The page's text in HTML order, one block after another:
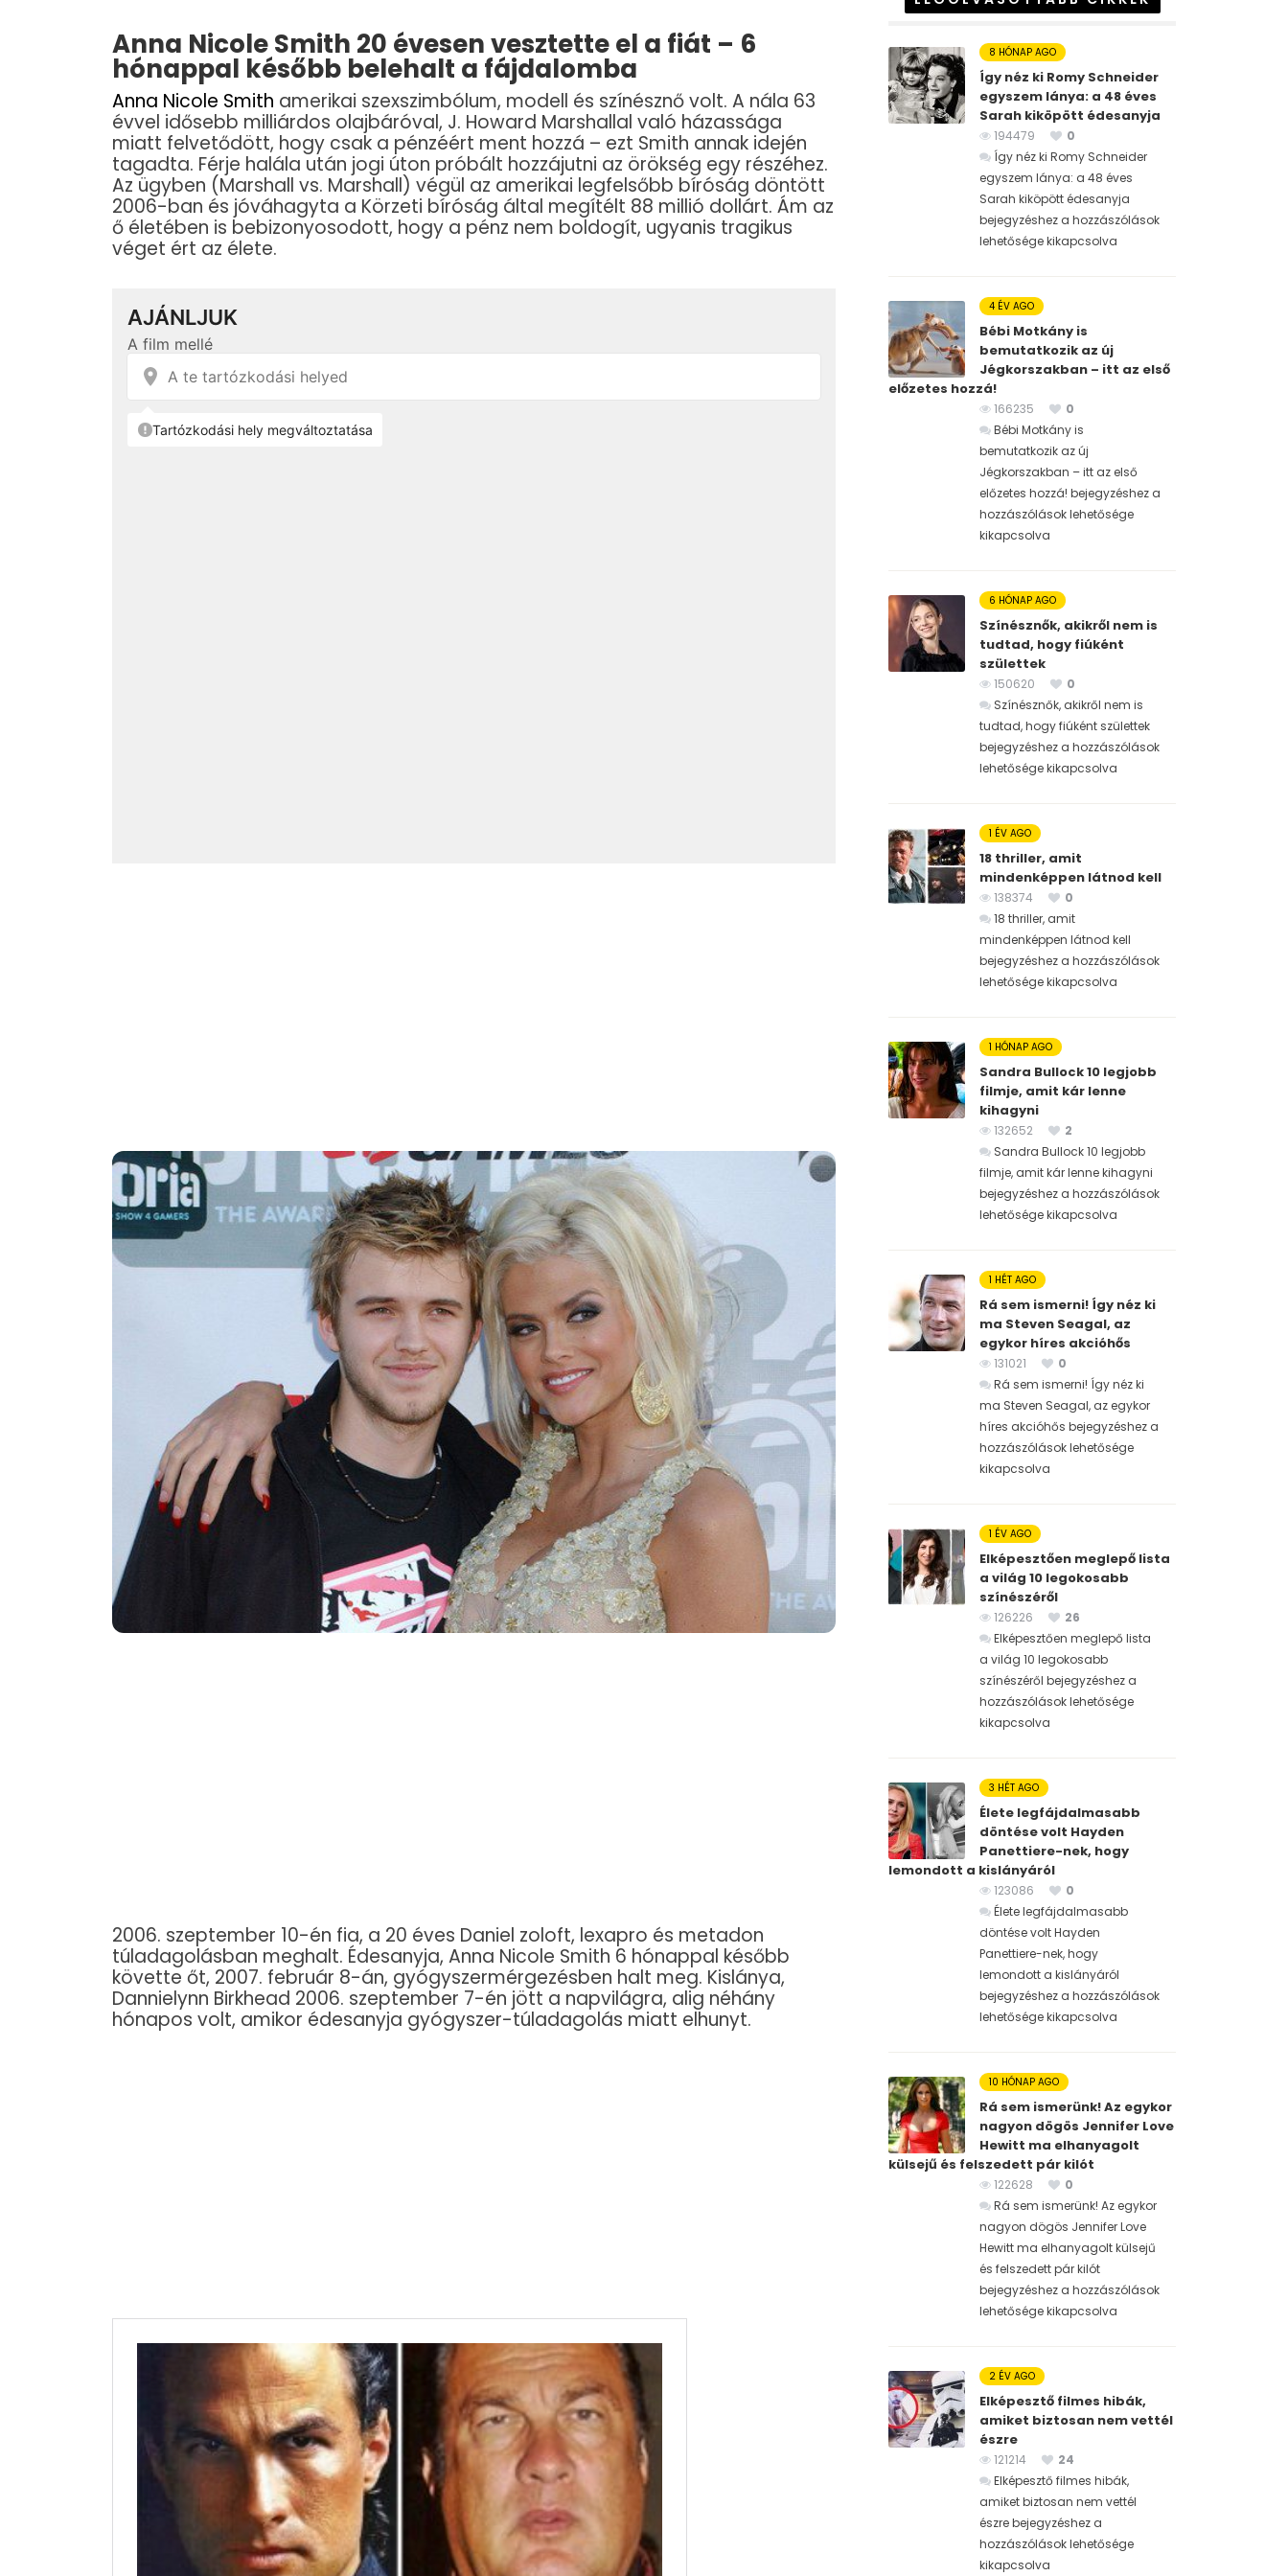
Anna Nicole Smith 20 évesen vesztette el a fiát – 6
hónappal később belehalt a fájdalomba
Anna Nicole Smith amerikai szexszimbólum, modell és színésznő volt. A nála 63
évvel idősebb milliárdos olajbáróval, J. Howard Marshallal való házassága
miatt felvetődött, hogy csak a pénzéért ment hozzá – ezt Smith annak idején
tagadta. Férje halála után jogi úton próbált hozzájutni az örökség egy részéhez.
Az ügyben (Marshall vs. Marshall) végül az amerikai legfelsőbb bíróság döntött
2006-ban és jóváhagyta a Körzeti bíróság által megítélt 88 millió dollárt. Ám az
ő életében is bebizonyosodott, hogy a pénz nem boldogít, ugyanis tragikus
véget ért az élete.
2006. szeptember 10-én fia, a 20 éves Daniel zoloft, lexapro és metadon
túladagolásban meghalt. Édesanyja, Anna Nicole Smith 6 hónappal később
követte őt, 2007. február 8-án, gyógyszermérgezésben halt meg. Kislánya,
Dannielynn Birkhead 2006. szeptember 7-én jött a napvilágra, alig néhány
hónapos volt, amikor édesanyja gyógyszer-túladagolás miatt elhunyt.
8 HÓNAP AGO
Így néz ki Romy Schneider
egyszem lánya: a 48 éves
Sarah kiköpött édesanyja
194479
0
Így néz ki Romy Schneider
egyszem lánya: a 48 éves
Sarah kiköpött édesanyja
bejegyzéshez a hozzászólások
lehetősége kikapcsolva
4 ÉV AGO
Bébi Motkány is
bemutatkozik az új
Jégkorszakban – itt az első
előzetes hozzá!
166235
0
Bébi Motkány is
bemutatkozik az új
Jégkorszakban – itt az első
előzetes hozzá! bejegyzéshez a
hozzászólások lehetősége
kikapcsolva
6 HÓNAP AGO
Színésznők, akikről nem is
tudtad, hogy fiúként
születtek
150620
0
Színésznők, akikről nem is
tudtad, hogy fiúként születtek
bejegyzéshez a hozzászólások
lehetősége kikapcsolva
1 ÉV AGO
18 thriller, amit
mindenképpen látnod kell
138374
0
18 thriller, amit
mindenképpen látnod kell
bejegyzéshez a hozzászólások
lehetősége kikapcsolva
1 HÓNAP AGO
Sandra Bullock 10 legjobb
filmje, amit kár lenne
kihagyni
132652
2
Sandra Bullock 10 legjobb
filmje, amit kár lenne kihagyni
bejegyzéshez a hozzászólások
lehetősége kikapcsolva
1 HÉT AGO
Rá sem ismerni! Így néz ki
ma Steven Seagal, az
egykor híres akcióhős
131021
0
Rá sem ismerni! Így néz ki
ma Steven Seagal, az egykor
híres akcióhős bejegyzéshez a
hozzászólások lehetősége
kikapcsolva
1 ÉV AGO
Elképesztően meglepő lista
a világ 10 legokosabb
színészéről
126226
26
Elképesztően meglepő lista
a világ 10 legokosabb
színészéről bejegyzéshez a
hozzászólások lehetősége
kikapcsolva
3 HÉT AGO
Élete legfájdalmasabb
döntése volt Hayden
Panettiere-nek, hogy
lemondott a kislányáról
123086
0
Élete legfájdalmasabb
döntése volt Hayden
Panettiere-nek, hogy
lemondott a kislányáról
bejegyzéshez a hozzászólások
lehetősége kikapcsolva
10 HÓNAP AGO
Rá sem ismerünk! Az egykor
nagyon dögös Jennifer Love
Hewitt ma elhanyagolt
külsejű és felszedett pár kilót
122628
0
Rá sem ismerünk! Az egykor
nagyon dögös Jennifer Love
Hewitt ma elhanyagolt külsejű
és felszedett pár kilót
bejegyzéshez a hozzászólások
lehetősége kikapcsolva
2 ÉV AGO
Elképesztő filmes hibák,
amiket biztosan nem vettél
észre
121214
24
Elképesztő filmes hibák,
amiket biztosan nem vettél
észre bejegyzéshez a
hozzászólások lehetősége
kikapcsolva